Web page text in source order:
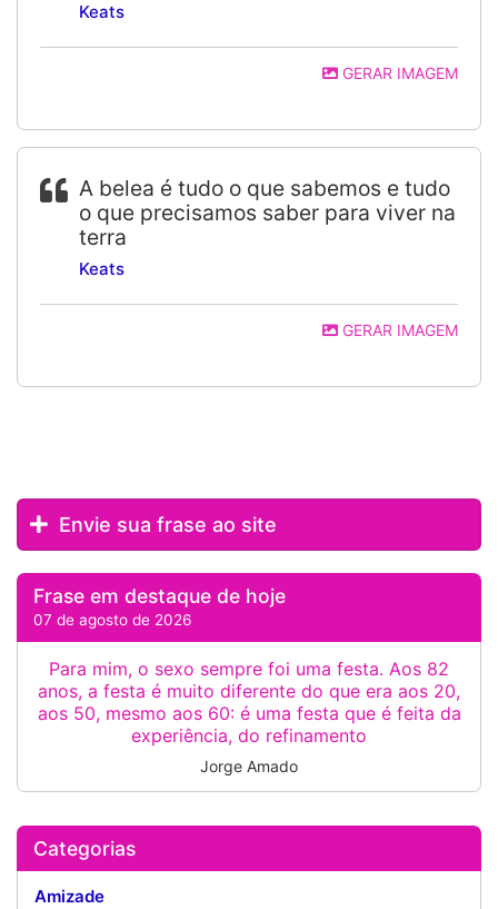
Keats
GERAR IMAGEM
A belea é tudo o que sabemos e tudo
o que precisamos saber para viver na
terra
Keats
GERAR IMAGEM
Envie sua frase ao site
Frase em destaque de hoje
07 de agosto de 2026
Para mim, o sexo sempre foi uma festa. Aos 82
anos, a festa é muito diferente do que era aos 20,
aos 50, mesmo aos 60: é uma festa que é feita da
experiência, do refinamento
Jorge Amado
Categorias
Amizade